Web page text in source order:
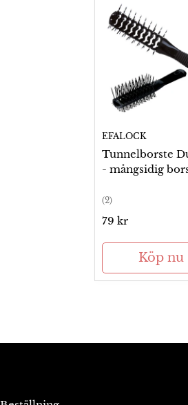
EFALOCK
Tunnelborste
- mångsidig
(2)
Ordinarie
79 kr
Köp nu